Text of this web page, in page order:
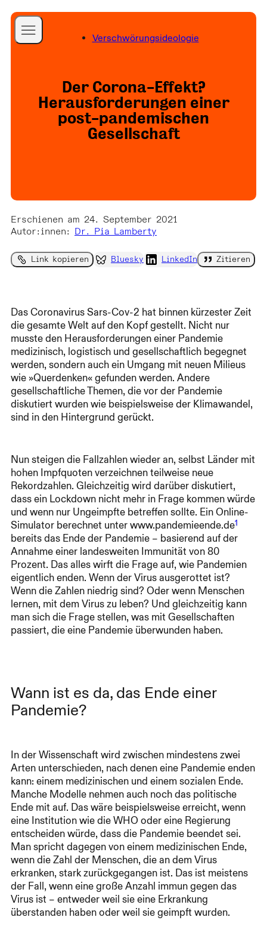
Startseite
Blog
Projekte
Publikationen
Newsletter
Kontakt
Spenden
Verschwörungsideologie
Der Corona-Effekt?
Herausforderungen einer
post-pandemischen
Gesellschaft
Erschienen am 24. September 2021
Autor:innen: Dr. Pia Lamberty
Link kopieren Bluesky LinkedIn Zitieren
Das Coronavirus Sars-Cov-2 hat binnen kürzester Zeit
die gesamte Welt auf den Kopf gestellt. Nicht nur
musste den Herausforderungen einer Pandemie
medizinisch, logistisch und gesellschaftlich begegnet
werden, sondern auch ein Umgang mit neuen Milieus
wie »Querdenken« gefunden werden. Andere
gesellschaftliche Themen, die vor der Pandemie
diskutiert wurden wie beispielsweise der Klimawandel,
sind in den Hintergrund gerückt.
Nun steigen die Fallzahlen wieder an, selbst Länder mit
hohen Impfquoten verzeichnen teilweise neue
Rekordzahlen. Gleichzeitig wird darüber diskutiert,
dass ein Lockdown nicht mehr in Frage kommen würde
und wenn nur Ungeimpfte betreffen sollte. Ein Online-
Simulator berechnet unter www.pandemieende.de1
bereits das Ende der Pandemie – basierend auf der
Annahme einer landesweiten Immunität von 80
Prozent. Das alles wirft die Frage auf, wie Pandemien
eigentlich enden. Wenn der Virus ausgerottet ist?
Wenn die Zahlen niedrig sind? Oder wenn Menschen
lernen, mit dem Virus zu leben? Und gleichzeitig kann
man sich die Frage stellen, was mit Gesellschaften
passiert, die eine Pandemie überwunden haben.
Wann ist es da, das Ende einer
Pandemie?
In der Wissenschaft wird zwischen mindestens zwei
Arten unterschieden, nach denen eine Pandemie enden
kann: einem medizinischen und einem sozialen Ende.
Manche Modelle nehmen auch noch das politische
Ende mit auf. Das wäre beispielsweise erreicht, wenn
eine Institution wie die WHO oder eine Regierung
entscheiden würde, dass die Pandemie beendet sei.
Man spricht dagegen von einem medizinischen Ende,
wenn die Zahl der Menschen, die an dem Virus
erkranken, stark zurückgegangen ist. Das ist meistens
der Fall, wenn eine große Anzahl immun gegen das
Virus ist – entweder weil sie eine Erkrankung
überstanden haben oder weil sie geimpft wurden.
A Better Internet is
a Better World is
Necessary